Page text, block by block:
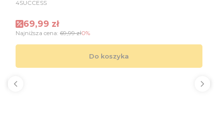
4SUCCESS
Cena promocyjna
69,99 zł
Najniższa cena: 69,99 zł0%
Do koszyka